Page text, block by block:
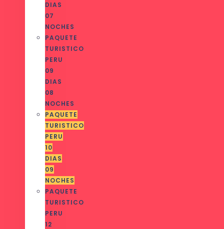
DIAS
07
NOCHES
PAQUETE
TURISTICO
PERU
09
DIAS
08
NOCHES
PAQUETE
TURISTICO
PERU
10
DIAS
09
NOCHES
PAQUETE
TURISTICO
PERU
12